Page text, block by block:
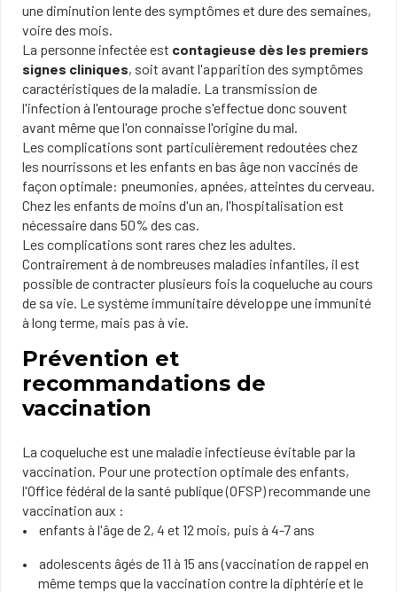
une diminution lente des symptômes et dure des semaines,
voire des mois.
La personne infectée est contagieuse dès les premiers
signes cliniques, soit​ avant l'apparition des symptômes
caractéristiques de la maladie. La transmission de
l'infection à l'entourage proche s'effectue donc souvent
avant même que l'on connaisse l'origine du mal.
Les complications sont particulièrement redoutées chez
les nourrissons et les enfants en bas âge non vaccinés de
façon optimale: pneumonies, apnées, atteintes du cerveau.
Chez les enfants de moins d'un an, l'hospitalisation est
nécessaire dans 50% des cas.
Les complications sont rares chez les adultes.
Contrairement à de nombreuses maladies infantiles, il est
possible de contracter plusieurs fois la coqueluche au cours
de sa vie. Le système immunitaire développe une immunité
à long terme, mais pas à vie.
Prévention et
recommandations de
vaccination
La coqueluche est une maladie infectieuse évitable par la
vaccination. Pour une protection optimale des enfants,
l'Office fédéral de la santé publique (OFSP) recommande une
vaccination aux :
enfants à l'âge de 2, 4 et 12 mois, puis à 4-7 ans
adolescents âgés de 11 à 15 ans (vaccination de rappel en
même temps que la vaccination contre la diphtérie et le